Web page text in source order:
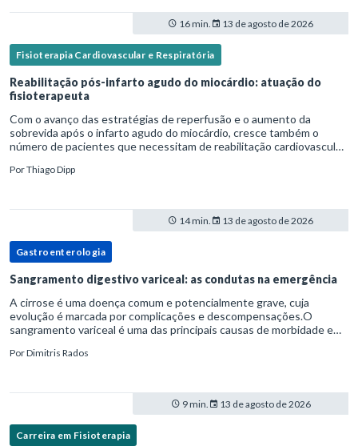
16 min. 13 de agosto de 2026
Fisioterapia Cardiovascular e Respiratória
Reabilitação pós-infarto agudo do miocárdio: atuação do
fisioterapeuta
Com o avanço das estratégias de reperfusão e o aumento da
sobrevida após o infarto agudo do miocárdio, cresce também o
número de pacientes que necessitam de reabilitação cardiovascular
PorThiago Dipp
14 min. 13 de agosto de 2026
Gastroenterologia
Sangramento digestivo variceal: as condutas na emergência
A cirrose é uma doença comum e potencialmente grave, cuja
evolução é marcada por complicações e descompensações.O
sangramento variceal é uma das principais causas de morbidade e
hipertensão port
PorDimitris Rados
9 min. 13 de agosto de 2026
Carreira em Fisioterapia